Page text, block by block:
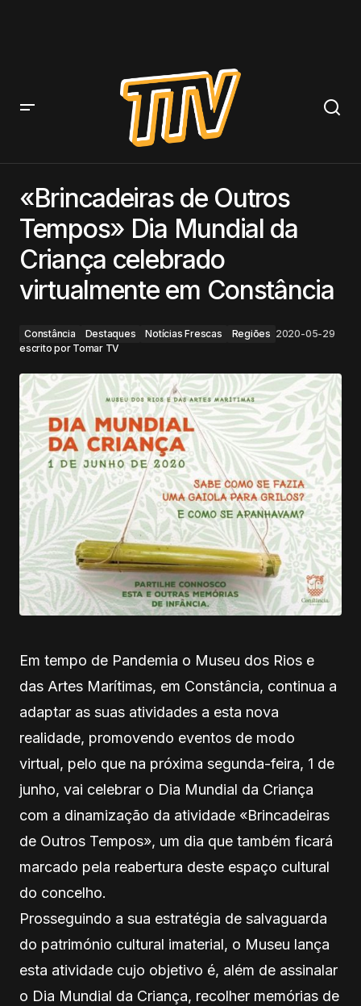
Criança celebrado virtualmente em Constância
«Brincadeiras de Outros
Tempos» Dia Mundial da
Criança celebrado
virtualmente em Constância
Constância Destaques Notícias Frescas Regiões 2020-05-29
escrito por Tomar TV
Em tempo de Pandemia o Museu dos Rios e
das Artes Marítimas, em Constância, continua a
adaptar as suas atividades a esta nova
realidade, promovendo eventos de modo
virtual, pelo que na próxima segunda-feira, 1 de
junho, vai celebrar o Dia Mundial da Criança
com a dinamização da atividade «Brincadeiras
de Outros Tempos», um dia que também ficará
marcado pela reabertura deste espaço cultural
do concelho.
Prosseguindo a sua estratégia de salvaguarda
do património cultural imaterial, o Museu lança
esta atividade cujo objetivo é, além de assinalar
o Dia Mundial da Criança, recolher memórias de